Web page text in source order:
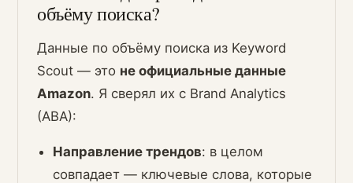
объёму поиска?
Данные по объёму поиска из Keyword
Scout — это не официальные данные
Amazon. Я сверял их с Brand Analytics
(ABA):
Направление трендов: в целом
совпадает — ключевые слова, которые